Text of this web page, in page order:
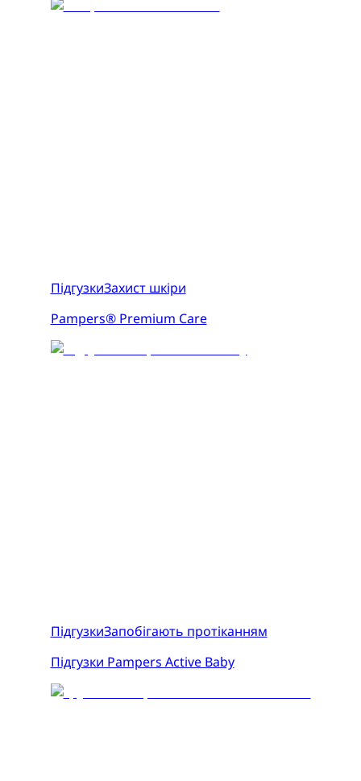
ПідгузкиЗахист шкіри
Pampers® Premium Care
ПідгузкиЗапобігають протіканням
Підгузки Pampers Active Baby